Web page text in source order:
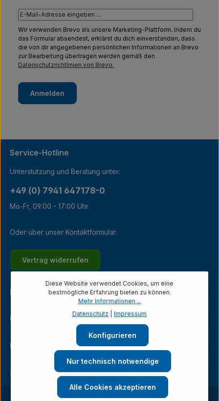
Wir verwenden Brevo als unsere Marketing-Plattform. Indem du
das Formular absendest, erklärst du dich einverstanden, dass
die von dir angegebenen persönlichen Informationen an Brevo
zur Bearbeitung übertragen werden gemäß den
Datenschutzrichtlinien von Brevo.
Anmelden
Service-Hotline
Unterstützung und Beratung unter:
+49 (0) 7941 647178-0
Mo-Fr, 09:00 - 17:00 Uhr
Oder über unser Kontaktformular.
Vertrag widerrufen
Kundenservice
Unternehmen
Zahlungsarten
Diese Website verwendet Cookies, um eine
bestmögliche Erfahrung bieten zu können.
Mehr Informationen ...
Datenschutz
Impressum
Nur technisch notwendige
Konfigurieren
Alle Cookies akzeptieren